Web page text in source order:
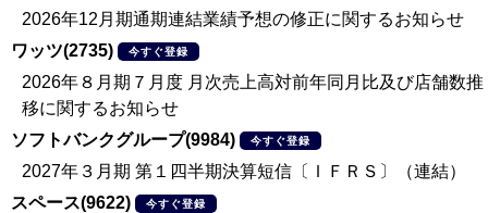
2026年12月期通期連結業績予想の修正に関するお知らせ
ワッツ(2735)
今すぐ登録
2026年８月期７月度 月次売上高対前年同月比及び店舗数推
移に関するお知らせ
ソフトバンクグループ(9984)
今すぐ登録
2027年３月期 第１四半期決算短信〔ＩＦＲＳ〕（連結）
スペース(9622)
今すぐ登録